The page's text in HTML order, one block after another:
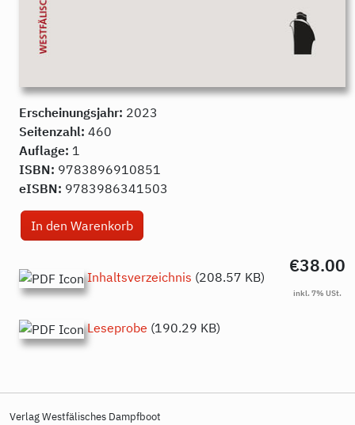
Erscheinungsjahr: 2023
Seitenzahl: 460
Auflage: 1
ISBN: 9783896910851
eISBN: 9783986341503
€38.00
Inhaltsverzeichnis (208.57 KB)
Leseprobe (190.29 KB)
Verlag Westfälisches Dampfboot